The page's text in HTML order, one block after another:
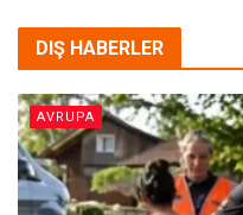
DIŞ HABERLER
AVRUPA